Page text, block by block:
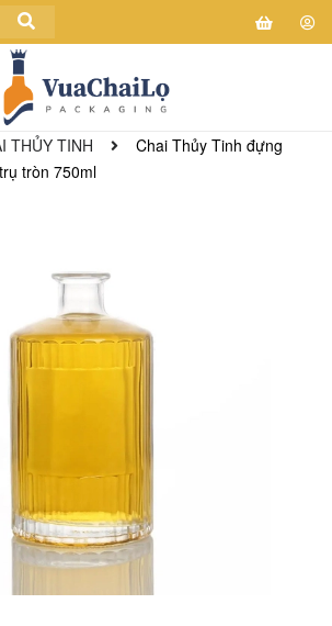
THỦY TINH
Chai Thủy Tinh đựng
tròn 750ml